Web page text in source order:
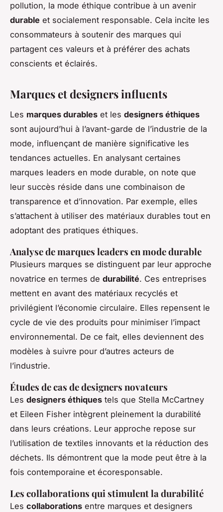
pollution, la mode éthique contribue à un avenir
durable et socialement responsable. Cela incite les
consommateurs à soutenir des marques qui
partagent ces valeurs et à préférer des achats
conscients et éclairés.
Marques et designers influents
Les marques durables et les designers éthiques
sont aujourd’hui à l’avant-garde de l’industrie de la
mode, influençant de manière significative les
tendances actuelles. En analysant certaines
marques leaders en mode durable, on note que
leur succès réside dans une combinaison de
transparence et d’innovation. Par exemple, elles
s’attachent à utiliser des matériaux durables tout en
adoptant des pratiques éthiques.
Analyse de marques leaders en mode durable
Plusieurs marques se distinguent par leur approche
novatrice en termes de durabilité. Ces entreprises
mettent en avant des matériaux recyclés et
privilégient l’économie circulaire. Elles repensent le
cycle de vie des produits pour minimiser l’impact
environnemental. De ce fait, elles deviennent des
modèles à suivre pour d’autres acteurs de
l’industrie.
Études de cas de designers novateurs
Les designers éthiques tels que Stella McCartney
et Eileen Fisher intègrent pleinement la durabilité
dans leurs créations. Leur approche repose sur
l’utilisation de textiles innovants et la réduction des
déchets. Ils démontrent que la mode peut être à la
fois contemporaine et écoresponsable.
Les collaborations qui stimulent la durabilité
Les collaborations entre marques et designers